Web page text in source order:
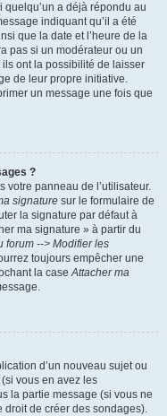
a déjà répondu au
indiquant qu’il a été
que la date et l’heure de la
pas si un modérateur ou un
ont la possibilité de laisser
de leur propre initiative.
un message une fois que
?
votre panneau de l’utilisateur.
signature sur le formulaire de
la signature par défaut à
ma signature » à partir du
forum --> Modifier les
toujours empêcher une
la caseAttacher ma
d’un nouveau sujet ou
vous en avez les
la partie message (si vous ne
droit de créer des sondages).